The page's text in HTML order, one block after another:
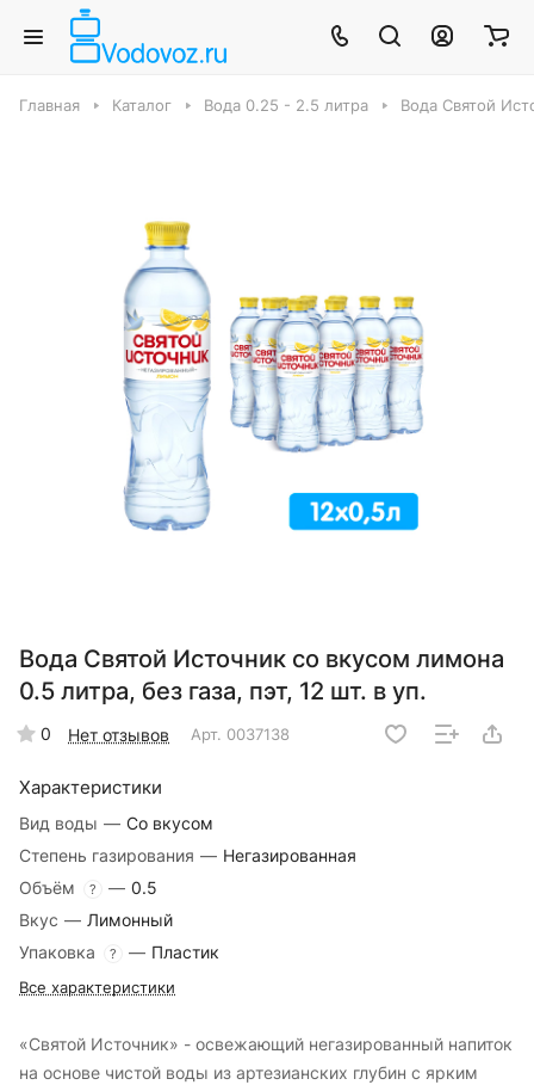
Главная Каталог Вода 0.25 - 2.5 литра Вода Святой
Вода Святой Источник со вкусом лимона
0.5 литра, без газа, пэт, 12 шт. в уп.
0 Нет отзывов Арт. 0037138
Характеристики
Вид воды — Со вкусом
Степень газирования — Негазированная
Объём
? — 0.5
Вкус — Лимонный
Упаковка
? — Пластик
Все характеристики
«Святой Источник» - освежающий негазированный напиток
на основе чистой воды из артезианских глубин с ярким